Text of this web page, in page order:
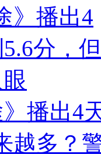
播出4